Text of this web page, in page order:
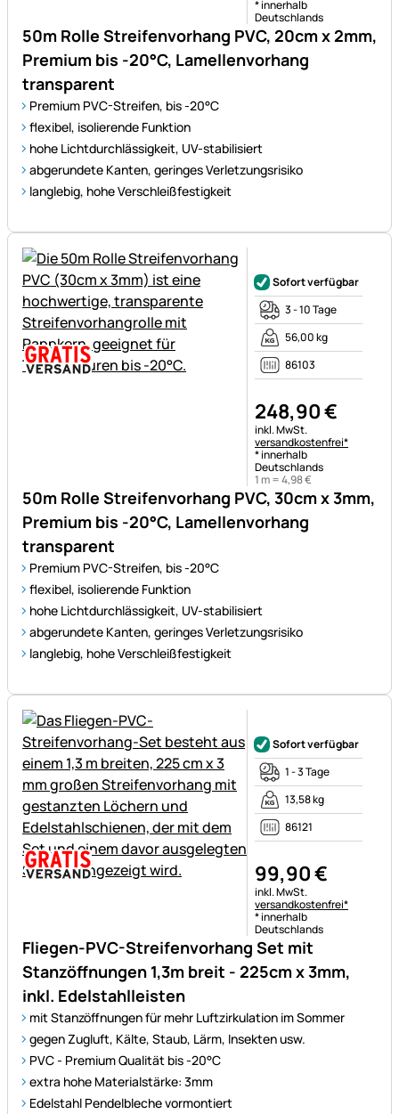
50m Rolle Streifenvorhang PVC, 20cm x 2mm,
Premium bis -20°C, Lamellenvorhang
transparent
Premium PVC-Streifen, bis -20°C
flexibel, isolierende Funktion
hohe Lichtdurchlässigkeit, UV-stabilisiert
abgerundete Kanten, geringes Verletzungsrisiko
langlebig, hohe Verschleißfestigkeit
* innerhalb
Deutschlands
50m Rolle Streifenvorhang PVC, 30cm x 3mm,
Premium bis -20°C, Lamellenvorhang
transparent
Premium PVC-Streifen, bis -20°C
flexibel, isolierende Funktion
hohe Lichtdurchlässigkeit, UV-stabilisiert
abgerundete Kanten, geringes Verletzungsrisiko
langlebig, hohe Verschleißfestigkeit
Sofort verfügbar
3 - 10 Tage
56,00 kg
86103
248,90€
Steuerhinweis:
inkl. MwSt.
versandkostenfrei*
* innerhalb
Deutschlands
1 m =4,98€
Fliegen-PVC-Streifenvorhang Set mit
Stanzöffnungen 1,3m breit - 225cm x 3mm,
inkl. Edelstahlleisten
mit Stanzöffnungen für mehr Luftzirkulation im Sommer
gegen Zugluft, Kälte, Staub, Lärm, Insekten usw.
PVC - Premium Qualität bis -20°C
extra hohe Materialstärke: 3mm
Edelstahl Pendelbleche vormontiert
Sofort verfügbar
1 - 3 Tage
13,58 kg
86121
99,90€
Steuerhinweis:
inkl. MwSt.
versandkostenfrei*
* innerhalb
Deutschlands